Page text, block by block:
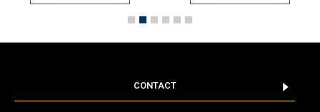
CONTACT